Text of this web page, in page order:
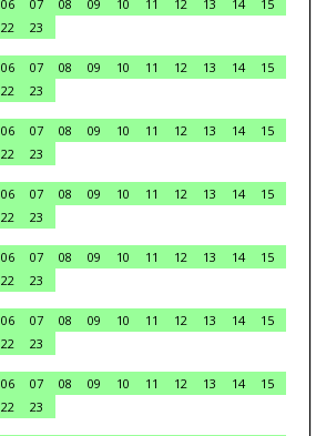
06 07 08 09 10 11 12 13 14
15
22
23
06 07 08 09 10 11 12 13 14
15
22
23
06 07 08 09 10 11 12 13 14
15
22
23
06 07 08 09 10 11 12 13 14
15
22
23
06 07 08 09 10 11 12 13 14
15
22
23
06 07 08 09 10 11 12 13 14
15
22
23
06 07 08 09 10 11 12 13 14
15
22
23